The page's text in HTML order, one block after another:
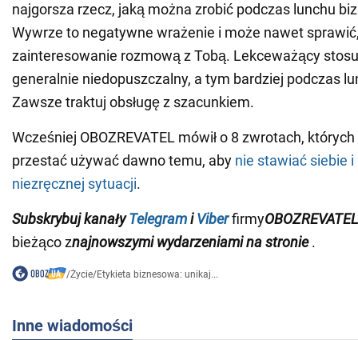
najgorsza rzecz, jaką można zrobić podczas lunchu
Wywrze to negatywne wrażenie i może nawet
zainteresowanie rozmową z Tobą. Lekceważący
generalnie niedopuszczalny, a tym bardziej podczas
Zawsze traktuj obsługę z szacunkiem.
Wcześniej OBOZREVATEL mówił o 8 zwrotach,
przestać używać dawno temu, aby nie stawiać siebie
niezręcznej sytuacji.
SubskrybujkanałyTelegramiViberfirmyOBOZREVATEL
bieżąco znajnowszymi wydarzeniami na stronie .
/Życie/Etykieta biznesowa: unikaj...
Inne wiadomości